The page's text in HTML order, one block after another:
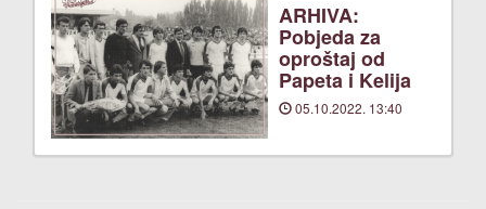
ARHIVA:
Pobjeda za
oproštaj od
Papeta i Kelija
05.10.2022. 13:40